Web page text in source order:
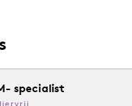
specialist